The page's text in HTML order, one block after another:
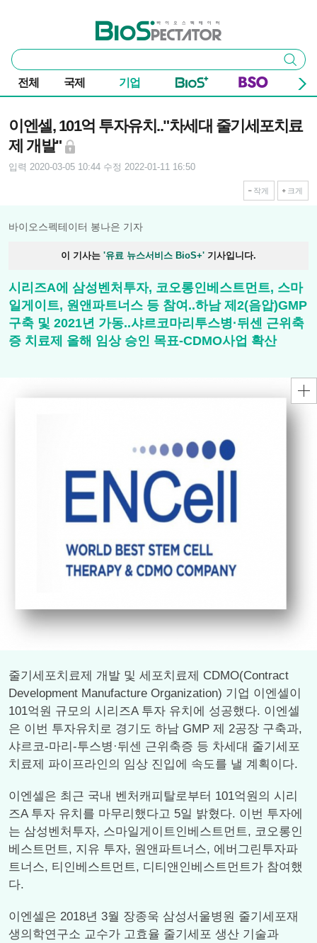
바이오스펙테이터
통
합
검
색
검색
전체 국제 기업
이엔셀, 101억 투자유치.."차세대 줄기세포치료
제 개발"
입력 2020-03-05 10:44 수정 2022-01-11 16:50
작게 크게
바이오스펙테이터 봉나은 기자
이 기사는 '유료 뉴스서비스 BioS+' 기사입니다.
시리즈A에 삼성벤처투자, 코오롱인베스트먼트, 스마
일게이트, 원앤파트너스 등 참여..하남 제2(음압)GMP
구축 및 2021년 가동..샤르코마리투스병·뒤센 근위축
증 치료제 올해 임상 승인 목표-CDMO사업 확산
줄기세포치료제 개발 및 세포치료제 CDMO(Contract
Development Manufacture Organization) 기업 이엔셀이
101억원 규모의 시리즈A 투자 유치에 성공했다. 이엔셀
은 이번 투자유치로 경기도 하남 GMP 제 2공장 구축과,
샤르코-마리-투스병·뒤센 근위축증 등 차세대 줄기세포
치료제 파이프라인의 임상 진입에 속도를 낼 계획이다.
이엔셀은 최근 국내 벤처캐피탈로부터 101억원의 시리
즈A 투자 유치를 마무리했다고 5일 밝혔다. 이번 투자에
는 삼성벤처투자, 스마일게이트인베스트먼트, 코오롱인
베스트먼트, 지유 투자, 원앤파트너스, 에버그린투자파
트너스, 티인베스트먼트, 디티앤인베스트먼트가 참여했
다.
이엔셀은 2018년 3월 장종욱 삼성서울병원 줄기세포재
생의학연구소 교수가 고효율 줄기세포 생산 기술과